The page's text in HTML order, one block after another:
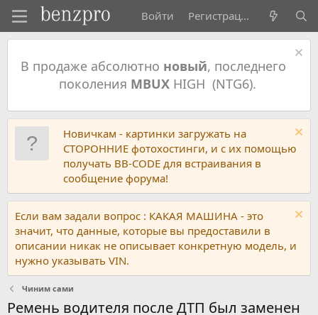
Войти Регистрация
В продаже абсолютно новый, последнего
поколения MBUXHIGH (NTG6).
Новичкам - картинки загружать на
СТОРОННИЕ фотохостинги, и с их помощью
получать BB-CODE для встраивания в
сообщение форума!
Если вам задали вопрос : КАКАЯ МАШИНА - это
значит, что данные, которые вы предоставили в
описании никак не описывает конкретную модель, и
нужно указывать VIN.
Чиним сами
Ремень водителя после ДТП был заменен